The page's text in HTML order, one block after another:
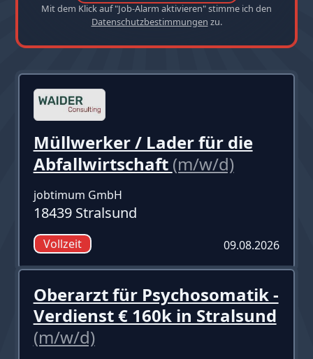
Mit dem Klick auf "Job-Alarm aktivieren" stimme ich den
Datenschutzbestimmungen zu.
Müllwerker / Lader für die
Abfallwirtschaft (m/w/d)
jobtimum GmbH
18439 Stralsund
Vollzeit 09.08.2026
Oberarzt für Psychosomatik -
Verdienst € 160k in Stralsund
(m/w/d)